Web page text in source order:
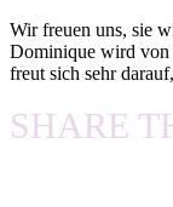
Wir freuen uns, sie
Dominique wird von
freut sich sehr
SHARE